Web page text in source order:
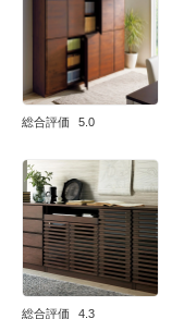
総合評価 5.0
総合評価 4.3